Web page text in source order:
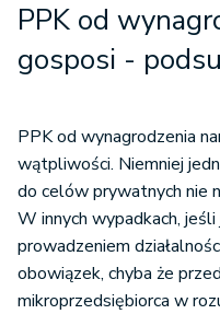
PPK od
gosposi -
PPK od wynagrodzenia
wątpliwości. Niemniej
do celów prywatnych nie
W innych wypadkach,
prowadzeniem
obowiązek, chyba że
mikroprzedsiębiorca w